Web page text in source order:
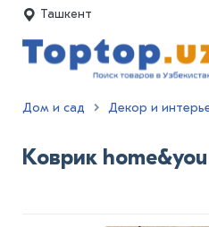
Ташкент
Дом и сад Декор и
Коврик home&you